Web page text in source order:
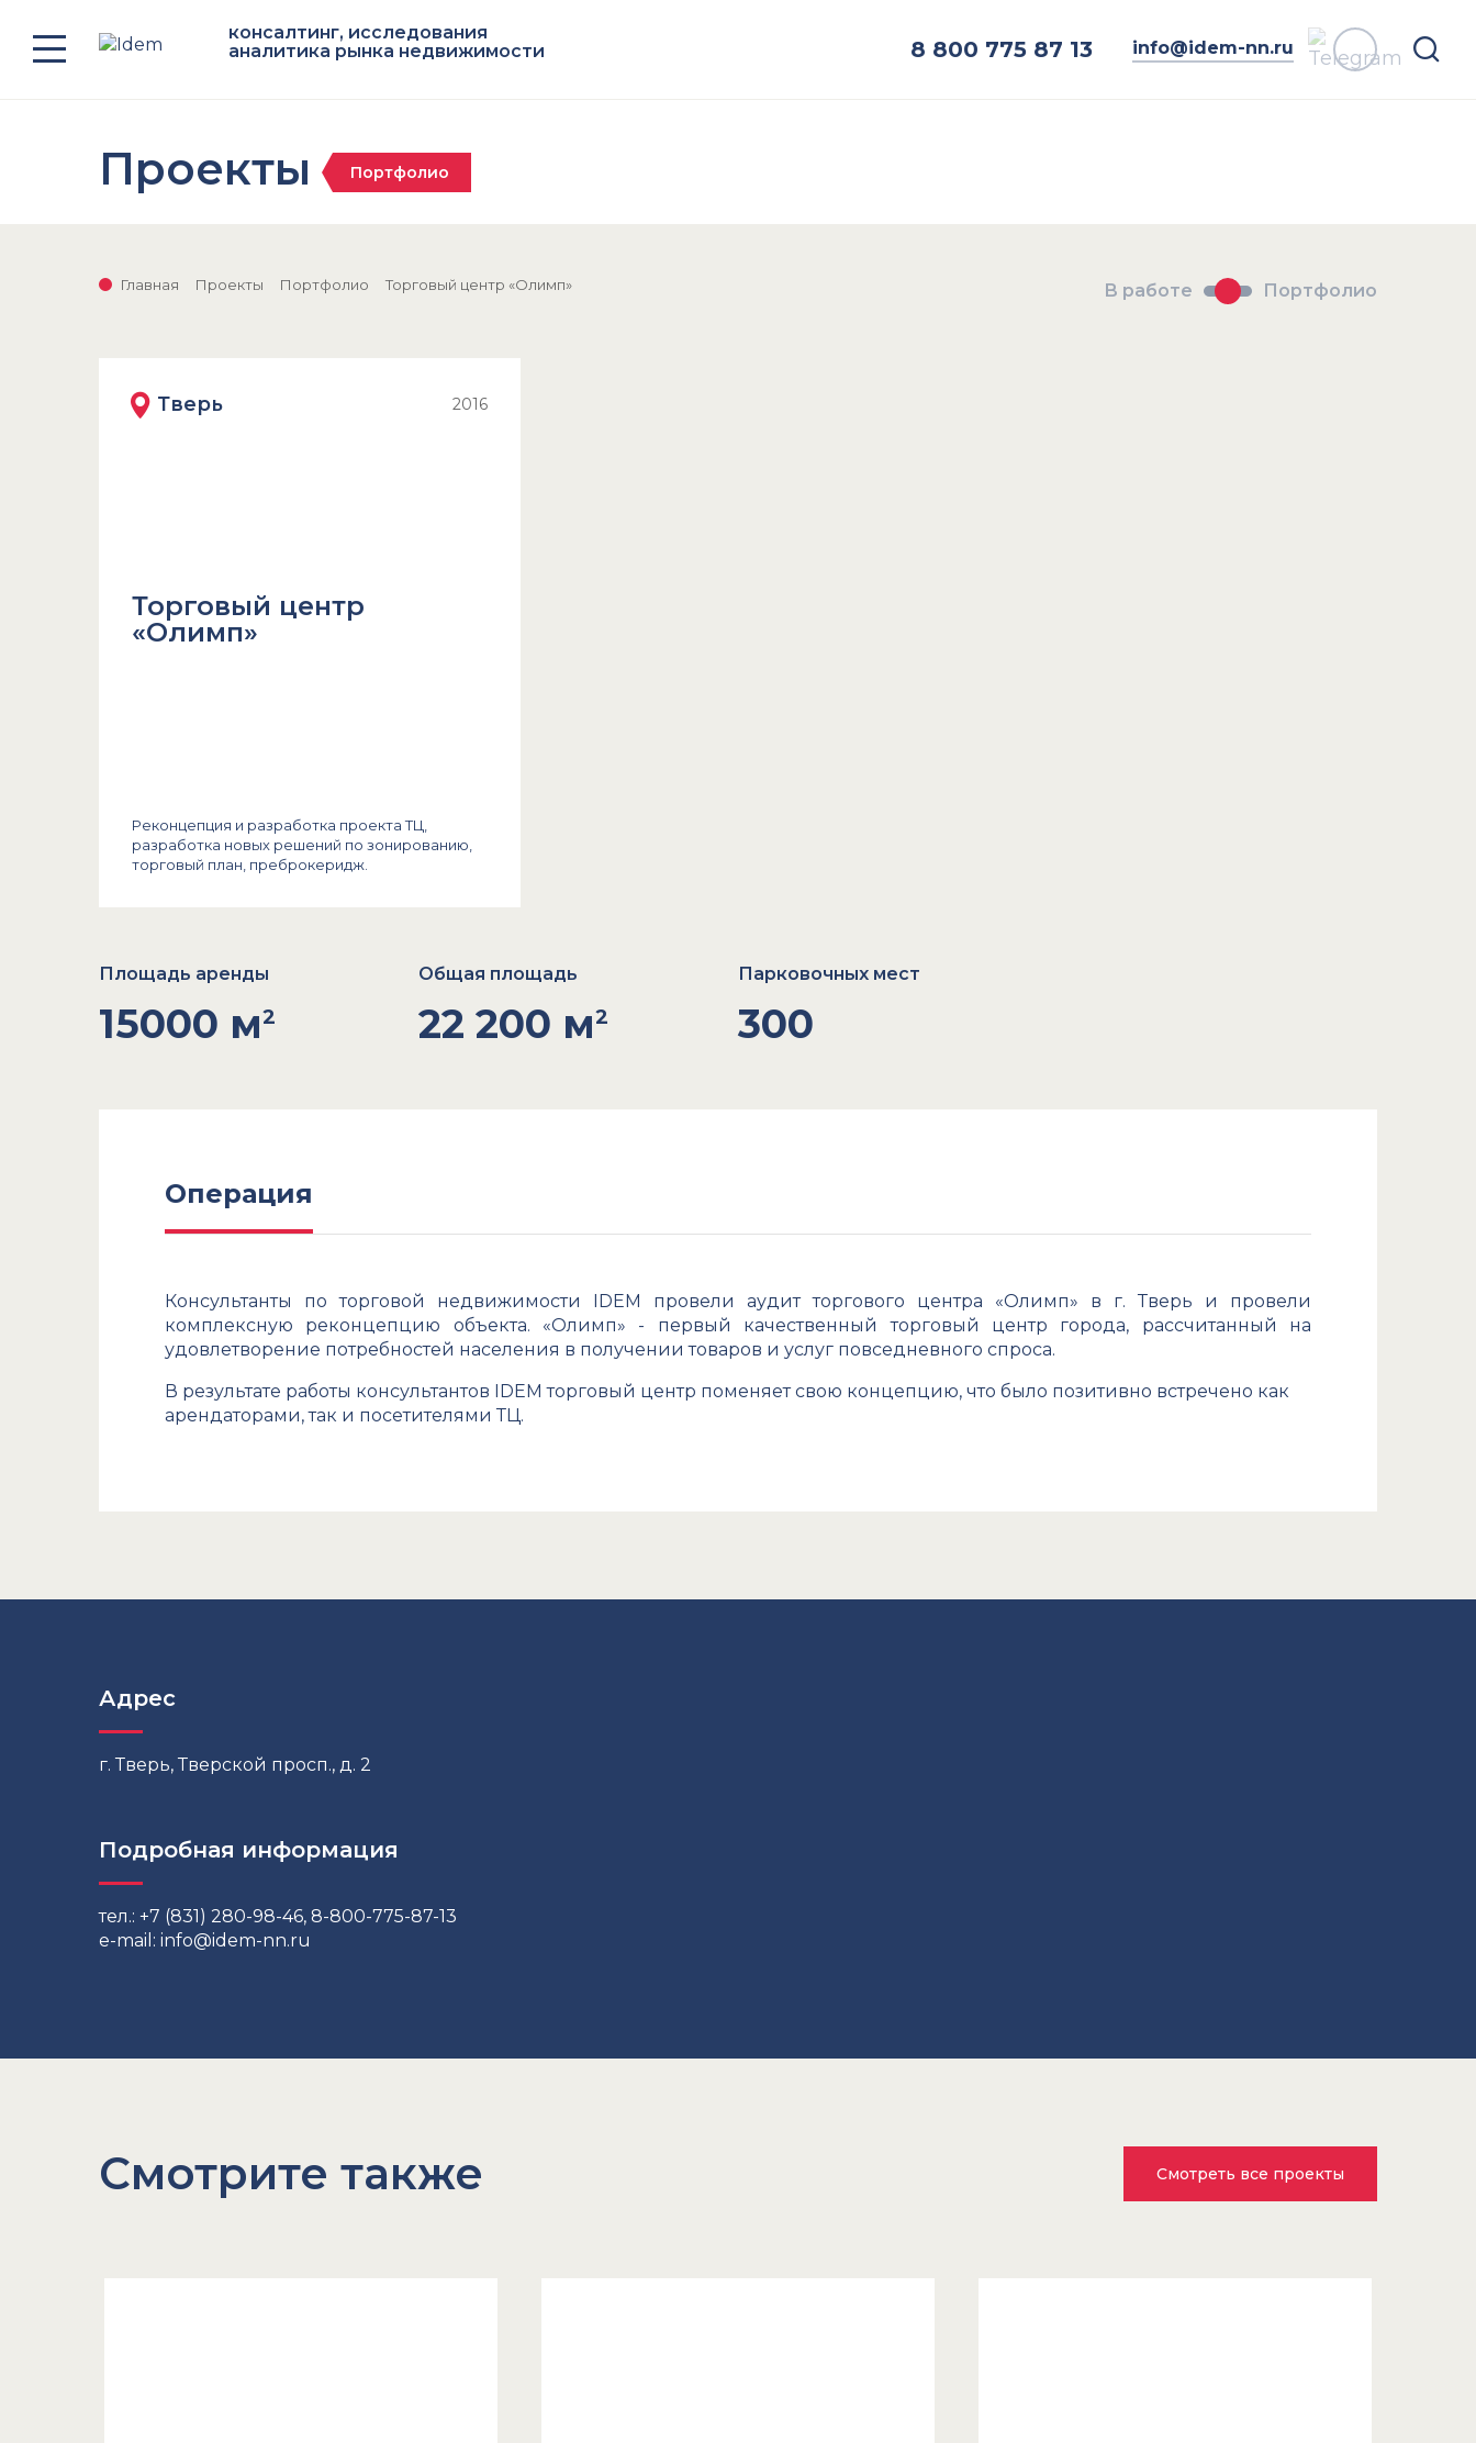
консалтинг, исследования
аналитика рынка недвижимости
8 800 775 87 13 info@idem-nn.ru
Проекты Портфолио
Главная Проекты Портфолио Торговый центр «Олимп» В работе Портфолио
Тверь 2016
Торговый центр
«Олимп»
Реконцепция и разработка проекта ТЦ,
разработка новых решений по зонированию,
торговый план, преброкеридж.
Площадь аренды
15000 м2
Общая площадь
22 200 м2
Парковочных мест
300
Операция
Консультанты по торговой недвижимости IDEM провели аудит торгового центра «Олимп» в г. Тверь и провели
комплексную реконцепцию объекта. «Олимп» - первый качественный торговый центр города, рассчитанный на
удовлетворение потребностей населения в получении товаров и услуг повседневного спроса.
В результате работы консультантов IDEM торговый центр поменяет свою концепцию, что было позитивно встречено как
арендаторами, так и посетителями ТЦ.
Адрес
г. Тверь, Тверской просп., д. 2
Подробная информация
тел.: +7 (831) 280-98-46, 8-800-775-87-13
e-mail: info@idem-nn.ru
Смотрите также Смотреть все проекты